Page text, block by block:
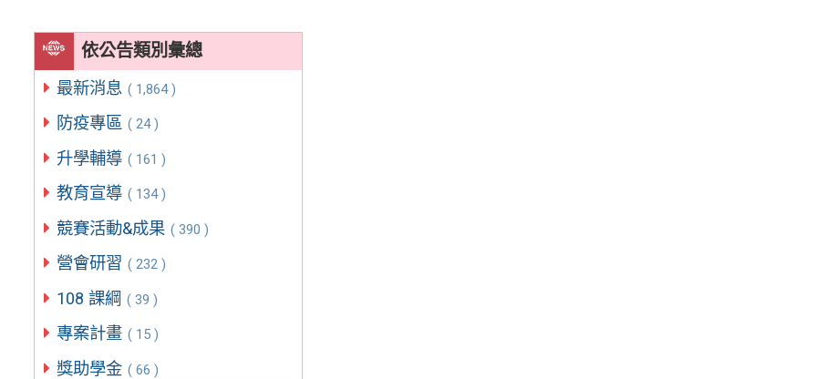
依公告類別彙總
最新消息 ( 1,864 )
防疫專區 ( 24 )
升學輔導 ( 161 )
教育宣導 ( 134 )
競賽活動&成果 ( 390 )
營會研習 ( 232 )
108 課綱 ( 39 )
專案計畫 ( 15 )
獎助學金 ( 66 )